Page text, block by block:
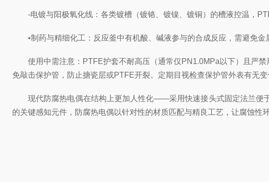
-电镀与阳极氧化线：各类镀槽（镀铬、镀镍、镀铜）的槽液控温，
•制药与精细化工：反应釜中有机酸、碱液参与的合成反应，需避免金
使用中需注意：PTFE护套不耐高压（通常仅PN1.0MPa以下）且严禁
免敲击保护管，防止搪瓷层或PTFE开裂。定期目视检查保护管外表有无
现代防腐热电偶在结构上更加人性化——采用快速接头式固定法兰便于
的关键感知元件，防腐热电偶以针对性的材质匹配与精良工艺，让腐蚀性